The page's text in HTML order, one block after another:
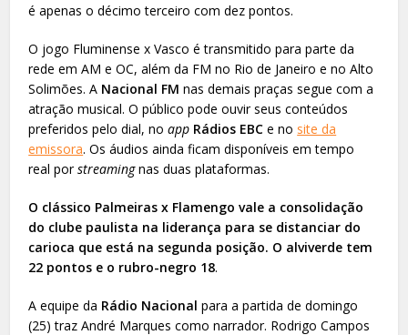
é apenas o décimo terceiro com dez pontos.
O jogo Fluminense x Vasco é transmitido para parte da
rede em AM e OC, além da FM no Rio de Janeiro e no Alto
Solimões. A Nacional FM nas demais praças segue com a
atração musical. O público pode ouvir seus conteúdos
preferidos pelo dial, noapp Rádios EBC e no site da
emissora. Os áudios ainda ficam disponíveis em tempo
real porstreamingnas duas plataformas.
O clássico Palmeiras x Flamengo vale a consolidação
do clube paulista na liderança para se distanciar do
carioca que está na segunda posição. O alviverde tem
22 pontos e o rubro-negro 18.
A equipe da Rádio Nacional para a partida de domingo
(25) traz André Marques como narrador. Rodrigo Campos